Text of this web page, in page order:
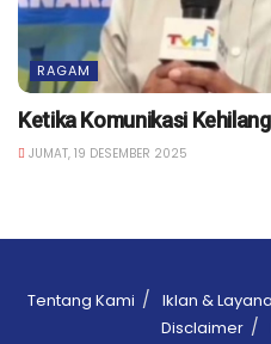
RAGAM
Ketika Komunikasi
JUMAT, 19 DESEMBER 2025
Tentang Kami Iklan &
Disclaimer